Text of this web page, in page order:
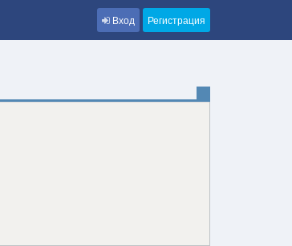
Вход Регистрация